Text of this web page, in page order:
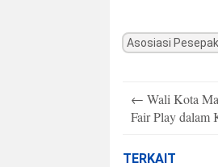
Asosiasi
navigation
← Wali Kota
Fair Play dalam
TERKAIT